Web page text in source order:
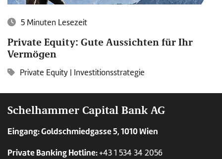
5 Minuten Lesezeit
Private Equity: Gute Aussichten für Ihr
Vermögen
Private Equity | Investitionsstrategie
Schelhammer Capital Bank AG
Eingang: Goldschmiedgasse 5, 1010 Wien
Private Banking Hotline:+43 1 534 34 2056